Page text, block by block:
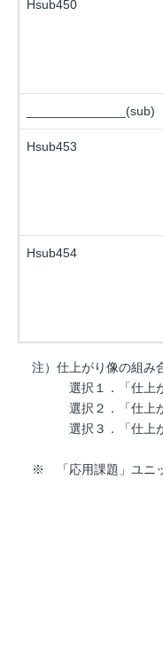
Hsub450
______________(sub)
Hsub453
Hsub454
注）仕上がり像の組み
選択１．「仕上が
選択２．「仕上が
選択３．「仕上が
※ 「応用課題」ユニ